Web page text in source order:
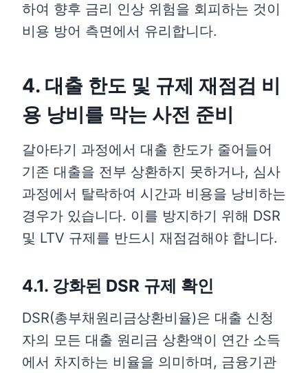
하여 향후 금리 인상 위험을 회피하는 것이
비용 방어 측면에서 유리합니다.
4. 대출 한도 및 규제 재점검 비
용 낭비를 막는 사전 준비
갈아타기 과정에서 대출 한도가 줄어들어
기존 대출을 전부 상환하지 못하거나, 심사
과정에서 탈락하여 시간과 비용을 낭비하는
경우가 있습니다. 이를 방지하기 위해 DSR
및 LTV 규제를 반드시 재점검해야 합니다.
4.1. 강화된 DSR 규제 확인
DSR(총부채원리금상환비율)은 대출 신청
자의 모든 대출 원리금 상환액이 연간 소득
에서 차지하는 비율을 의미하며, 금융기관